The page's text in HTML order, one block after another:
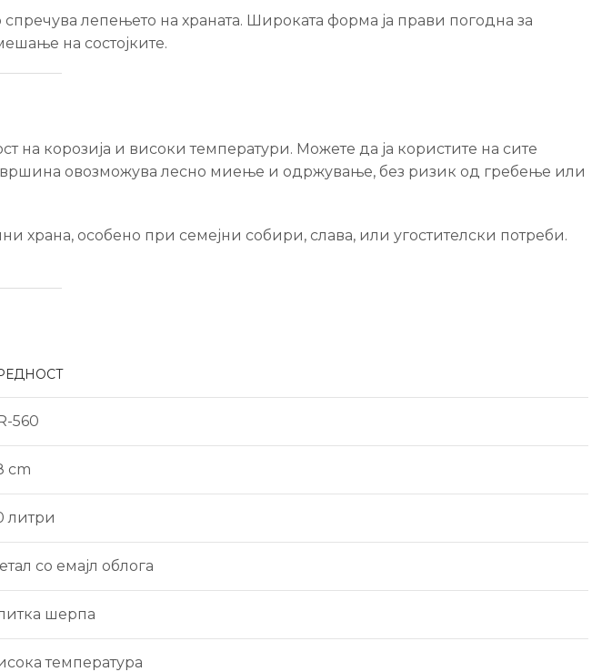
лепењето на храната. Широката форма ја прави погодна за
на состојките.
корозија и високи температури. Можете да ја користите на сите
овозможува лесно миење и одржување, без ризик од гребење или
особено при семејни собири, слава, или угостителски потреби.
560
cm
литри
со емајл облога
шерпа
температура